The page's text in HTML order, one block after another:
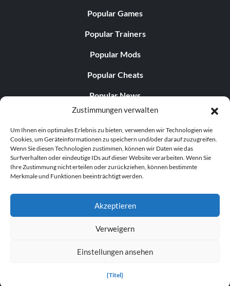
Zustimmungen verwalten
Um Ihnen ein optimales Erlebnis zu bieten, verwenden wir Technologien wie
Cookies, um Geräteinformationen zu speichern und/oder darauf zuzugreifen.
Wenn Sie diesen Technologien zustimmen, können wir Daten wie das
Surfverhalten oder eindeutige IDs auf dieser Website verarbeiten. Wenn Sie
Ihre Zustimmung nicht erteilen oder zurückziehen, können bestimmte
Merkmale und Funktionen beeinträchtigt werden.
Akzeptieren
Verweigern
Einstellungen ansehen
{Titel}
Popular Games
Popular Trainers
Popular Mods
Popular Cheats
Popular News
Popular Editorials
Popular Free Games
LATEST UPDATES
© 1998–2026 MegaGames.com All rights reserved
Settings